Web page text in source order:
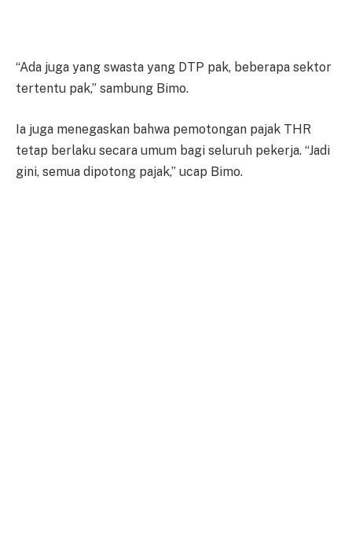
“Ada juga yang swasta yang DTP pak, beberapa sektor
tertentu pak,” sambung Bimo.
Ia juga menegaskan bahwa pemotongan pajak THR
tetap berlaku secara umum bagi seluruh pekerja. “Jadi
gini, semua dipotong pajak,” ucap Bimo.